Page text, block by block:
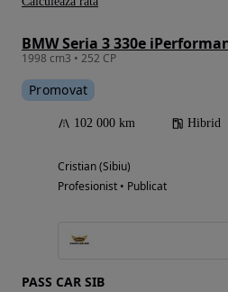
1998 cm3 • 252 CP
Promovat
102 000 km Hibrid
Cristian (Sibiu)
Profesionist • Publicat
PASS CAR SIB